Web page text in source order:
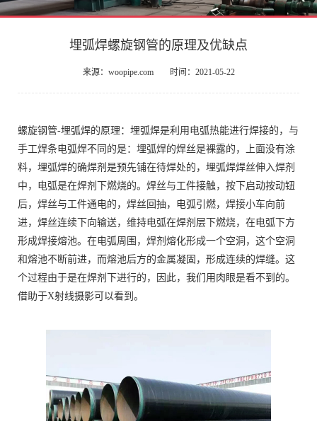
埋弧焊螺旋钢管的原理及优缺点
来源：woopipe.com 时间：2021-05-22
螺旋钢管-埋弧焊的原理：埋弧焊是利用电弧热能进行焊接的，与
手工焊条电弧焊不同的是：埋弧焊的焊丝是裸露的，上面没有涂
料，埋弧焊的确焊剂是预先铺在待焊处的，埋弧焊焊丝伸入焊剂
中，电弧是在焊剂下燃烧的。焊丝与工件接触，按下启动按动钮
后，焊丝与工件通电的，焊丝回抽，电弧引燃，焊接小车向前
进，焊丝连续下向输送，维持电弧在焊剂层下燃烧，在电弧下方
形成焊接熔池。在电弧周围，焊剂熔化形成一个空洞，这个空洞
和熔池不断前进，而熔池后方的金属凝固，形成连续的焊缝。这
个过程由于是在焊剂下进行的，因此，我们用肉眼是看不到的。
借助于X射线摄影可以看到。